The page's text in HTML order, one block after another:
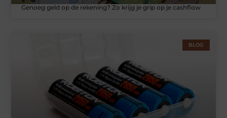
Genoeg geld op de rekening? Zo krijg je grip op je cashflow
BLOG